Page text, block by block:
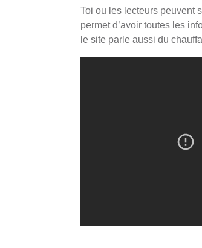
Toi ou les lecteurs peuvent
permet d’avoir toutes les
le site parle aussi du